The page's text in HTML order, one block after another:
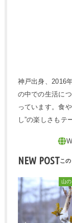
神戸出身、2016
の中での生活に
っています。食
し”の楽しさもテ
NEW POST
山